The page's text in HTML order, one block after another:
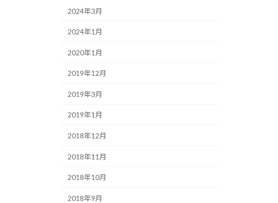
2024年3月
2024年1月
2020年1月
2019年12月
2019年3月
2019年1月
2018年12月
2018年11月
2018年10月
2018年9月